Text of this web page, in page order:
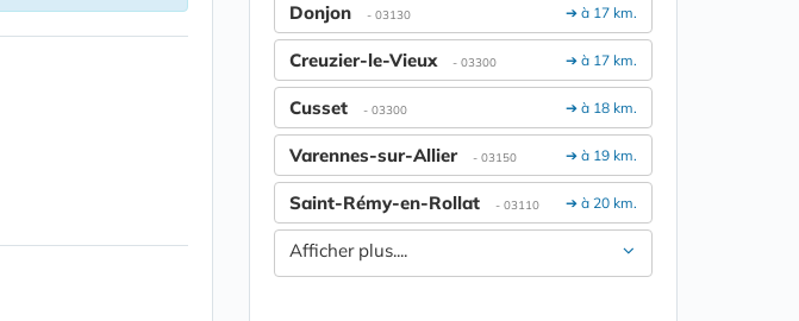
➔ à 17 km.
Donjon - 03130
➔ à 17 km.
Creuzier-le-Vieux - 03300
➔ à 18 km.
Cusset - 03300
➔ à 19 km.
Varennes-sur-Allier - 03150
➔ à 20 km.
Saint-Rémy-en-Rollat - 03110
Afficher plus....